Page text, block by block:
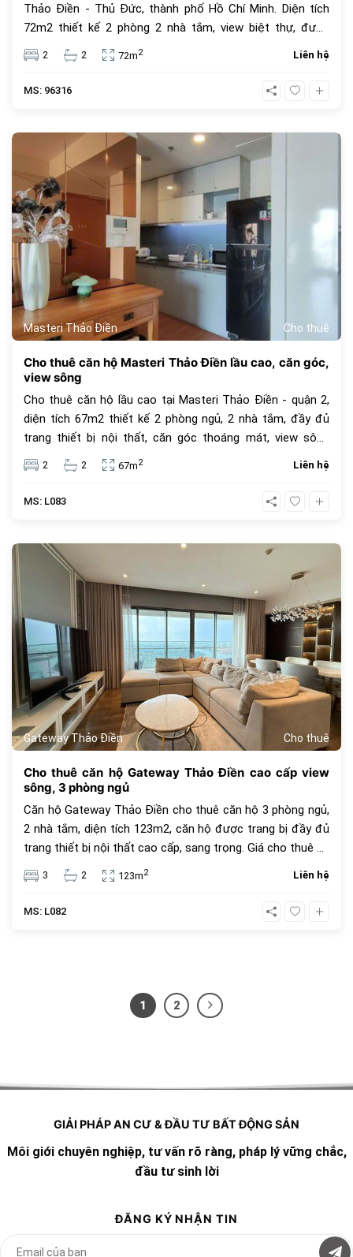
Thảo Điền - Thủ Đức, thành phố Hồ Chí Minh. Diện tích
72m2 thiết kế 2 phòng 2 nhà tắm, view biệt thự, được
trang bị đầy đủ nội thất cao cấp, hiện đại. Giá chào thuê
20 triệu VNĐ chưa bao gồm các thuế VAT, phí quản lí và
các tiện ích khác.
2 2 72m2 Liên hệ
MS: 96316
Masteri Thảo Điền Cho thuê
Cho thuê căn hộ Masteri Thảo Điền lầu cao, căn góc,
view sông
Cho thuê căn hộ lầu cao tại Masteri Thảo Điền - quận 2,
diện tích 67m2 thiết kế 2 phòng ngủ, 2 nhà tắm, đầy đủ
trang thiết bị nội thất, căn góc thoáng mát, view sông
đẹp. Giá thuê 23 triệu VNĐ/ tháng, giá chưa bao gồm phí
quản lý, thuế VAT và các tiện ích khác.
2 2 67m2 Liên hệ
MS: L083
Gateway Thảo Điền Cho thuê
Cho thuê căn hộ Gateway Thảo Điền cao cấp view
sông, 3 phòng ngủ
Căn hộ Gateway Thảo Điền cho thuê căn hộ 3 phòng ngủ,
2 nhà tắm, diện tích 123m2, căn hộ được trang bị đầy đủ
trang thiết bị nội thất cao cấp, sang trọng. Giá cho thuê 79
triệu VNĐ, giá thuê chưa bao gồm phí quản lí, thuế VAT và
các tiện ích khác.
3 2 123m2 Liên hệ
MS: L082
1 2
GIẢI PHÁP AN CƯ & ĐẦU TƯ BẤT ĐỘNG SẢN
Môi giới chuyên nghiệp, tư vấn rõ ràng, pháp lý vững chắc,
đầu tư sinh lời
ĐĂNG KÝ NHẬN TIN